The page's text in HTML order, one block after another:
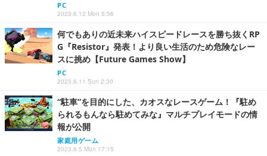
PC
2023.6.12 Mon 5:56
何でもありの近未来ハイスピードレースを勝ち抜くRP
G『Resistor』発表！より良い生活のため危険なレー
スに挑め【Future Games Show】
PC
2023.6.11 Sun 2:30
“駐車”を目的にした、カオスなレースゲーム！『駐め
られるもんなら駐めてみな』マルチプレイモードの情
報が公開
家庭用ゲーム
2023.6.5 Mon 17:15